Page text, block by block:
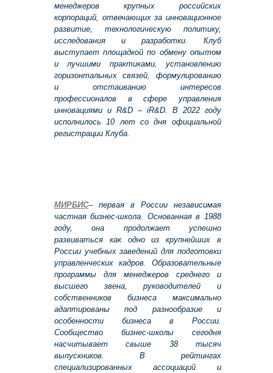
менеджеров крупных российских
корпораций, отвечающих за инновационное
развитие, технологическую политику,
исследования и разработки. Клуб
выступает площадкой по обмену опытом
и лучшими практиками, установлению
горизонтальных связей, формулированию
и отстаиванию интересов
профессионалов в сфере управления
инновациями и R&D – iR&D. В 2022 году
исполнилось 10 лет со дня официальной
регистрации Клуба.
МИРБИС– первая в России независимая
частная бизнес-школа. Основанная в 1988
году, она продолжает успешно
развиваться как одно из крупнейших в
России учебных заведений для подготовки
управленческих кадров. Образовательные
программы для менеджеров среднего и
высшего звена, руководителей и
собственников бизнеса максимально
адаптированы под разнообразие и
особенности бизнеса в России.
Сообщество бизнес-школы сегодня
насчитывает свыше 38 тысяч
выпускников. В рейтингах
специализированных ассоциаций и